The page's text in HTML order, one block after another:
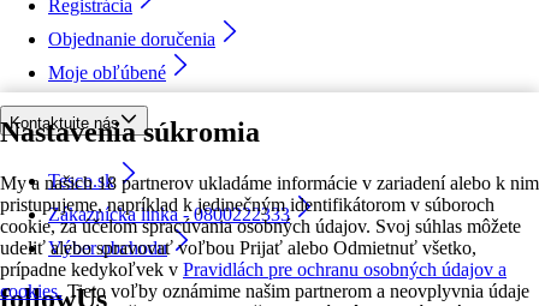
Nastavenia súkromia
My a našich 18 partnerov ukladáme informácie v zariadení alebo k nim
pristupujeme, napríklad k jedinečným identifikátorom v súboroch
cookie, za účelom spracúvania osobných údajov. Svoj súhlas môžete
udeliť alebo spravovať voľbou Prijať alebo Odmietnuť všetko,
prípadne kedykoľvek v Pravidlách pre ochranu osobných údajov a
cookies. Tieto voľby oznámime našim partnerom a neovplyvnia údaje
Registrácia
Objednanie doručenia
Moje obľúbené
Kontaktujte nás
Tesco.sk
Zákaznícka linka - 0800222333
Výber obchodu
followUs